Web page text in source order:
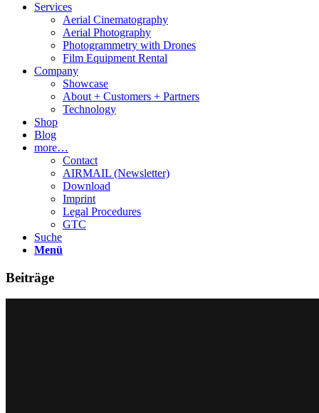
Services
Aerial Cinematography
Aerial Photography
Photogrammetry with Drones
Film Equipment Rental
Company
Showcase
About + Customers + Partners
Technology
Shop
Blog
more…
Contact
AIRMAIL (Newsletter)
Download
Imprint
Legal Procedures
GTC
Suche
Menü
Beiträge